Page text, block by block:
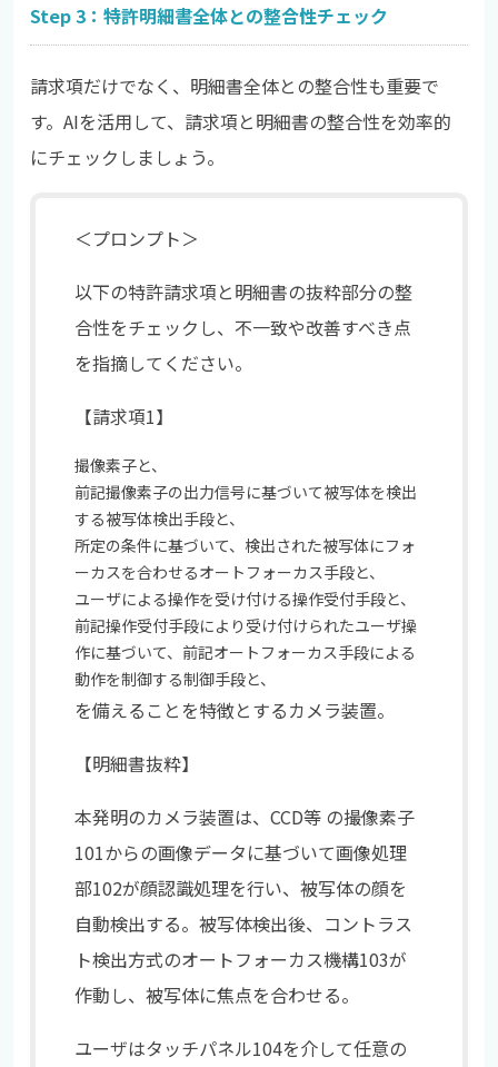
Step 3：特許明細書全体との整合性チェック
請求項だけでなく、明細書全体との整合性も重要で
す。AIを活用して、請求項と明細書の整合性を効率的
にチェックしましょう。
＜プロンプト＞
以下の特許請求項と明細書の抜粋部分の整
合性をチェックし、不一致や改善すべき点
を指摘してください。
【請求項1】
撮像素子と、
前記撮像素子の出力信号に基づいて被写体を検出
する被写体検出手段と、
所定の条件に基づいて、検出された被写体にフォ
ーカスを合わせるオートフォーカス手段と、
ユーザによる操作を受け付ける操作受付手段と、
前記操作受付手段により受け付けられたユーザ操
作に基づいて、前記オートフォーカス手段による
動作を制御する制御手段と、
を備えることを特徴とするカメラ装置。
【明細書抜粋】
本発明のカメラ装置は、CCD等 の撮像素子
101からの画像データに基づいて画像処理
部102が顔認識処理を行い、被写体の顔を
自動検出する。被写体検出後、コントラス
ト検出方式のオートフォーカス機構103が
作動し、被写体に焦点を合わせる。
ユーザはタッチパネル104を介して任意の